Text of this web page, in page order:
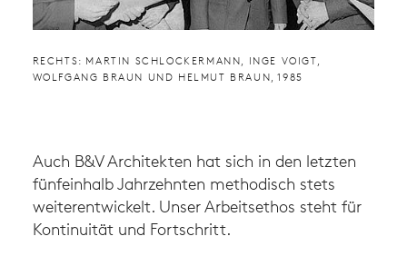
RECHTS: MARTIN SCHLOCKERMANN, INGE VOIGT,
WOLFGANG BRAUN UND HELMUT BRAUN, 1985
Auch B&V Architekten hat sich in den letzten
fünfeinhalb Jahrzehnten methodisch stets
weiterentwickelt. Unser Arbeitsethos steht für
Kontinuität und Fortschritt.